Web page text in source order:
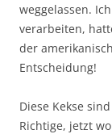
weggelassen.
verarbeiten,
der
Entscheidung!
Diese Kekse
Richtige, jetzt